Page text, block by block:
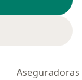
Aseguradoras